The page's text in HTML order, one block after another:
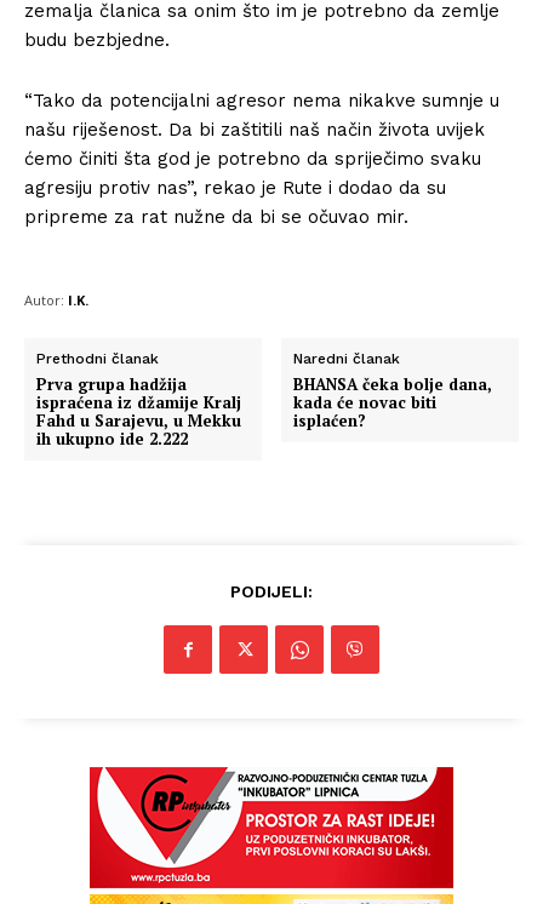
zemalja članica sa onim što im je potrebno da zemlje
budu bezbjedne.
“Tako da potencijalni agresor nema nikakve sumnje u
našu riješenost. Da bi zaštitili naš način života uvijek
ćemo činiti šta god je potrebno da spriječimo svaku
agresiju protiv nas”, rekao je Rute i dodao da su
pripreme za rat nužne da bi se očuvao mir.
Autor: I.K.
Prethodni članak
Prva grupa hadžija
ispraćena iz džamije Kralj
Fahd u Sarajevu, u Mekku
ih ukupno ide 2.222
Naredni članak
BHANSA čeka bolje dana,
kada će novac biti
isplaćen?
PODIJELI: